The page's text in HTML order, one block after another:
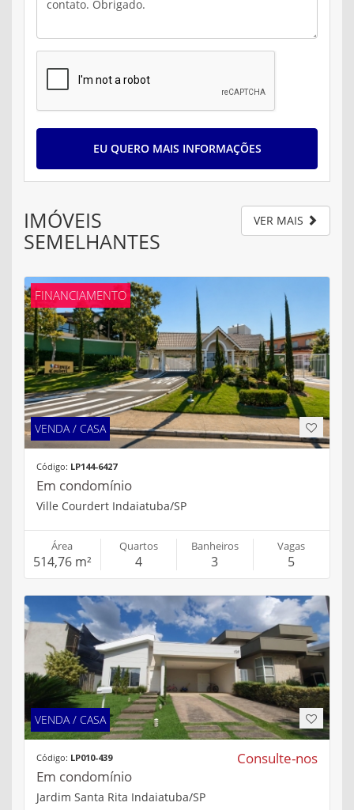
EU QUERO MAIS INFORMAÇÕES
IMÓVEIS
SEMELHANTES
VER MAIS
FINANCIAMENTO
VENDA / CASA
Código: LP144-6427
Em condomínio
Ville Courdert Indaiatuba/SP
Área
514,76 m²
Quartos
4
Banheiros
3
Vagas
5
VENDA / CASA
Consulte-nos
Código: LP010-439
Em condomínio
Jardim Santa Rita Indaiatuba/SP